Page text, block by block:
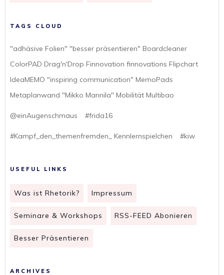
TAGS CLOUD
"adhäsive Folien" "besser präsentieren" Boardcleaner
ColorPAD Drag'n'Drop Finnovation finnovations Flipchart
IdeaMEMO "inspiring communication" MemoPads
Metaplanwand "Mikko Mannila" Mobilität Multibao
@einAugenschmaus #frida16
#Kampf_den_themenfremden_ Kennlernspielchen #kiw
USEFUL LINKS
Was ist Rhetorik? Impressum
Seminare & Workshops RSS-FEED Abonieren
Besser Präsentieren
ARCHIVES